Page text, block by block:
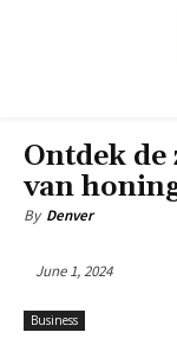
Ontdek
van
By Denver
June 1, 2024
Business